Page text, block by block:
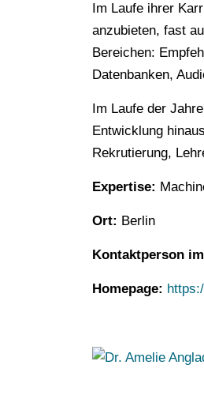
Im Laufe ihrer
anzubieten, fast
Bereichen:
Datenbanken,
Im Laufe der
Entwicklung
Rekrutierung,
Expertise:
Ort: Berlin
Kontaktperson
Homepage: